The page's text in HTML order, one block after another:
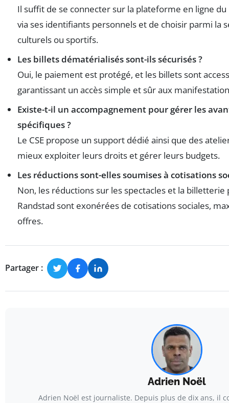
Il suffit de se connecter sur la plateforme en ligne
via ses identifiants personnels et de choisir parmi la
culturels ou sportifs.
Les billets dématérialisés sont-ils sécurisés ?
Oui, le paiement est protégé, et les billets sont
garantissant un accès simple et sûr aux
Existe-t-il un accompagnement pour gérer les
spécifiques ?
Le CSE propose un support dédié ainsi que des
mieux exploiter leurs droits et gérer leurs budgets.
Les réductions sont-elles soumises à cotisations
Non, les réductions sur les spectacles et la billetterie
Randstad sont exonérées de cotisations sociales,
offres.
Partager :
Adrien Noël
Adrien Noël est journaliste. Depuis plus de dix ans, il